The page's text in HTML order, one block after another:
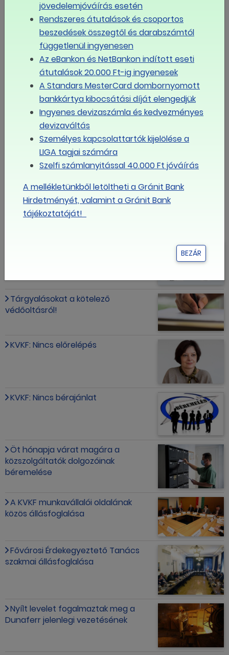
elmondta, a három munkaadói és a három
munkavállalói érdekképviselet mindegyike támogatja a
VKF összehívását egy videókonferencia keretében.
Kiemelte: létfontosságú a munkahelyek megtartása
hatékony és humánus eszközökkel, ehhez pedig mind a
munkáltatói, mind a szakszervezeti oldal számos
javaslatot fogalmazott meg, sok kérdésben pedig
egyet is értenek.
MEGOSZTOM FACEBOOKON
LINK MÁSOLÁSA
Érdekegyeztetés
Tárgyalásokat a kötelező
védőoltásról!
KVKF: Nincs előrelépés
KVKF: Nincs bérajánlat
Öt hónapja várat magára a
közszolgáltatók dolgozóinak
béremelése
A KVKF munkavállalói oldalának
közös állásfoglalása
Fővárosi Érdekegyeztető Tanács
szakmai állásfoglalása
Nyílt levelet fogalmaztak meg a
Dunaferr jelenlegi vezetésének
jövedelemjóváírás esetén
Rendszeres átutalások és csoportos
beszedések összegtől és darabszámtól
függetlenül ingyenesen
Az eBankon és NetBankon indított eseti
átutalások 20.000 Ft-ig ingyenesek
A Standars MesterCard dombornyomott
bankkártya kibocsátási díját elengedjük
Ingyenes devizaszámla és kedvezményes
devizaváltás
Személyes kapcsolattartók kijelölése a
LIGA tagjai számára
Szelfi számlanyitással 40.000 Ft jóváírás
A mellékletünkből letöltheti a Gránit Bank
Hirdetményét, valamint a Gránit Bank
tájékoztatóját!
BEZÁR